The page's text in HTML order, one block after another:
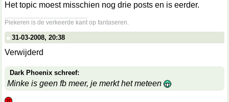
Het topic moest misschien nog drie posts en is eerder.
Piekeren is de verkeerde kant op fantaseren.
31-03-2008, 20:38
Verwijderd
Dark Phoenix schreef:
Minke is geen fb meer, je merkt het meteen